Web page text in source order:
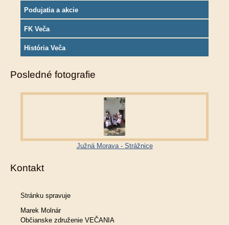
Podujatia a akcie
FK Veča
História Veča
Posledné fotografie
Južná Morava - Strážnice
Kontakt
Stránku spravuje
Marek Molnár
Občianske združenie VEČANIA